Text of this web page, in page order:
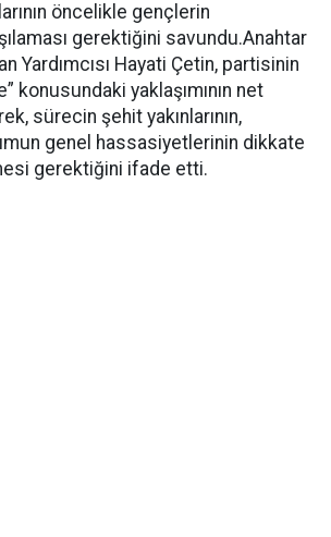
öncelikle gençlerin
gerektiğini savundu.Anahtar
Yardımcısı Hayati Çetin, partisinin
konusundaki yaklaşımının net
sürecin şehit yakınlarının,
genel hassasiyetlerinin dikkate
gerektiğini ifade etti.